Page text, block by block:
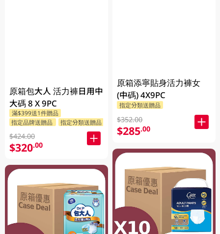
原箱包大人 活力褲日用中
大碼 8 X 9PC
滿$399送1件贈品
指定品牌送贈品
指定分類送贈品
$424.00
$320.00
原箱添寧貼身活力褲女
(中碼) 4X9PC
指定分類送贈品
$352.00
$285.00